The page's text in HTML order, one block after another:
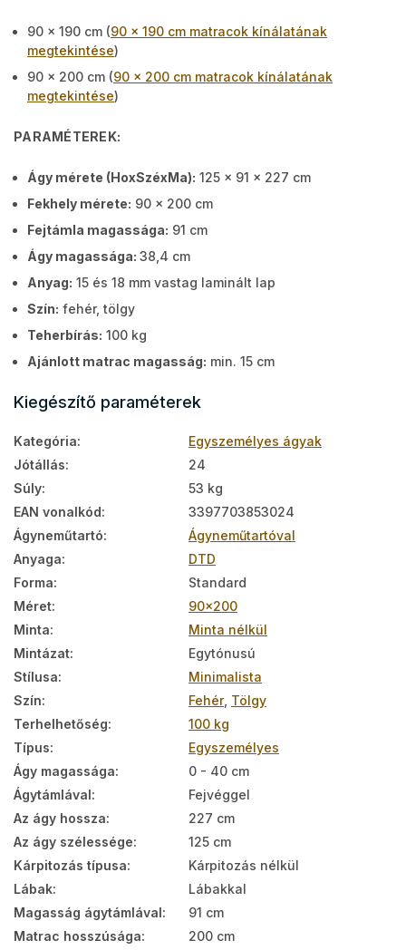
90 x 190 cm (90 x 190 cm matracok kínálatának
megtekintése)
90 x 200 cm (90 x 200 cm matracok kínálatának
megtekintése)
PARAMÉTEREK:
Ágy mérete (HoxSzéxMa): 125 x 91 x 227 cm
Fekhely mérete: 90 x 200 cm
Fejtámla magassága: 91 cm
Ágy magassága: 38,4 cm
Anyag: 15 és 18 mm vastag laminált lap
Szín: fehér, tölgy
Teherbírás: 100 kg
Ajánlott matrac magasság: min. 15 cm
Kiegészítő paraméterek
Kategória:
Egyszemélyes ágyak
Jótállás:
24
Súly:
53 kg
EAN vonalkód:
3397703853024
Ágyneműtartó:
Ágyneműtartóval
Anyaga:
DTD
Forma:
Standard
Méret:
90x200
Minta:
Minta nélkül
Mintázat:
Egytónusú
Stílusa:
Minimalista
Szín: Fehér, Tölgy
Terhelhetőség:
100 kg
Típus:
Egyszemélyes
Ágy magassága:
0 - 40 cm
Ágytámlával:
Fejvéggel
Az ágy hossza:
227 cm
Az ágy szélessége:
125 cm
Kárpitozás típusa:
Kárpitozás nélkül
Lábak:
Lábakkal
Magasság ágytámlával:
91 cm
Matrac hosszúsága:
200 cm